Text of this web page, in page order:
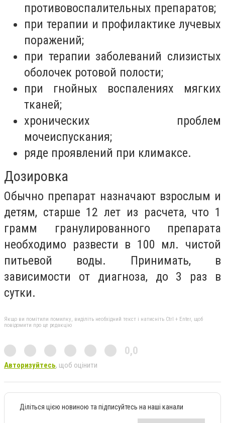
противовоспалительных препаратов;
при терапии и профилактике лучевых
поражений;
при терапии заболеваний слизистых
оболочек ротовой полости;
при гнойных воспалениях мягких
тканей;
хронических проблем
мочеиспускания;
ряде проявлений при климаксе.
Дозировка
Обычно препарат назначают взрослым и
детям, старше 12 лет из расчета, что 1
грамм гранулированного препарата
необходимо развести в 100 мл. чистой
питьевой воды. Принимать, в
зависимости от диагноза, до 3 раз в
сутки.
Якщо ви помітили помилку, виділіть необхідний текст і натисніть Ctrl + Enter, щоб
повідомити про це редакцію
0,0
Авторизуйтесь, щоб оцінити
Діліться цією новиною та підписуйтесь на наші канали